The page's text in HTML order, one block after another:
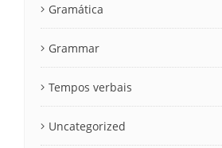
Gramática
Grammar
Tempos verbais
Uncategorized